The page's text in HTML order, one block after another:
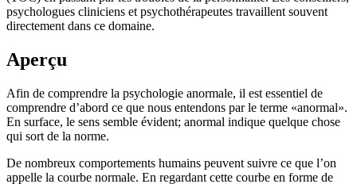
psychologues cliniciens et psychothérapeutes travaillent souvent
directement dans ce domaine.
Aperçu
Afin de comprendre la psychologie anormale, il est essentiel de
comprendre d’abord ce que nous entendons par le terme «anormal».
En surface, le sens semble évident; anormal indique quelque chose
qui sort de la norme.
De nombreux comportements humains peuvent suivre ce que l’on
appelle la courbe normale. En regardant cette courbe en forme de